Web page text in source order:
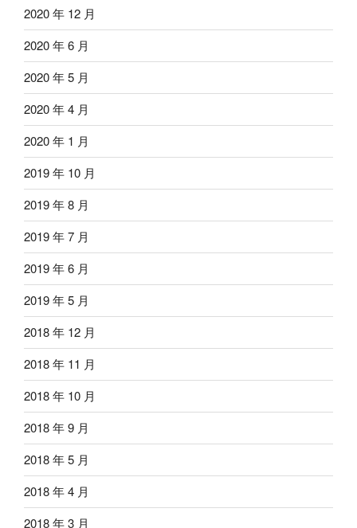
2020 年 12 月
2020 年 6 月
2020 年 5 月
2020 年 4 月
2020 年 1 月
2019 年 10 月
2019 年 8 月
2019 年 7 月
2019 年 6 月
2019 年 5 月
2018 年 12 月
2018 年 11 月
2018 年 10 月
2018 年 9 月
2018 年 5 月
2018 年 4 月
2018 年 3 月